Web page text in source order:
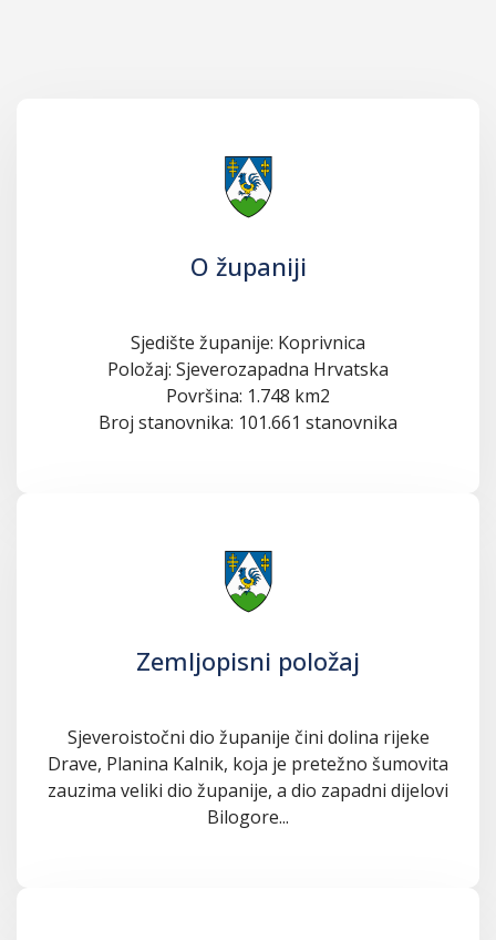
O županiji
Sjedište županije: Koprivnica
Položaj: Sjeverozapadna Hrvatska
Površina: 1.748 km2
Broj stanovnika: 101.661 stanovnika
Zemljopisni položaj
Sjeveroistočni dio županije čini dolina rijeke
Drave, Planina Kalnik, koja je pretežno šumovita
zauzima veliki dio županije, a dio zapadni dijelovi
Bilogore...